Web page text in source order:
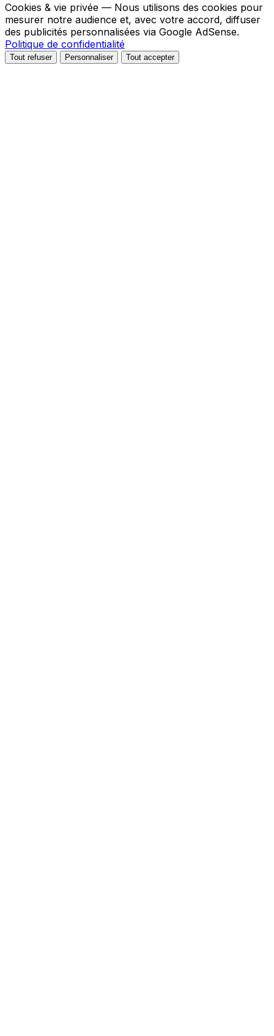
Cookies & vie privée — Nous utilisons des cookies pour
mesurer notre audience et, avec votre accord, diffuser
des publicités personnalisées via Google AdSense.
Politique de confidentialité
Tout refuser Personnaliser Tout accepter